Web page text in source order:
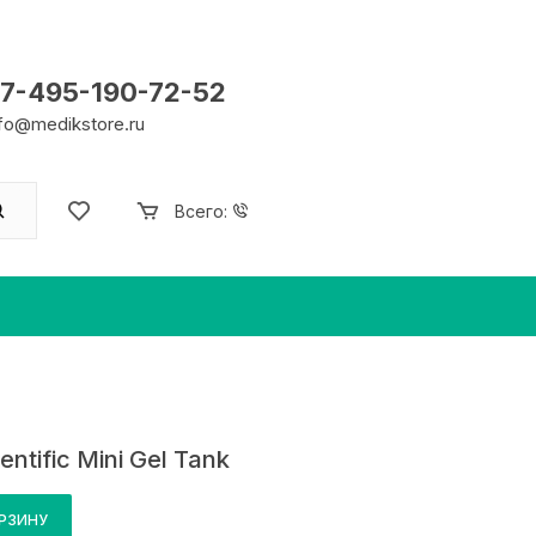
495-190-72-52
Всего:
Mini Gel Tank